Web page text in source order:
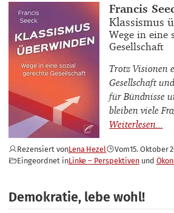
Francis
Buchtitel
Klassismus
Buchuntertitel
Wege in eine
Gesellschaft
Trotz Visionen
Gesellschaft
für Bündnisse
bleiben viele
Rezensiert vonLena Hezel Vom15. Oktober
Eingeordnet inLinke – Perspektiven
Demokratie, lebe wohl!